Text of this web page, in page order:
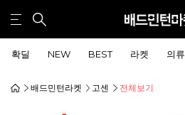
확딜 NEW BEST 라켓 의류
배드민턴라켓 고센 전체보기